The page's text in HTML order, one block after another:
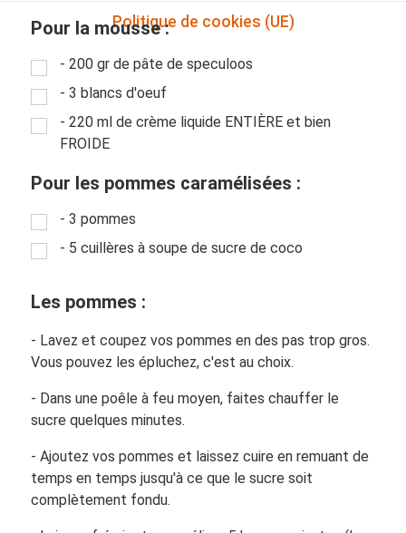
Politique de cookies (UE)
Pour la mousse :
- 200 gr de pâte de speculoos
- 3 blancs d'oeuf
- 220 ml de crème liquide ENTIÈRE et bien
FROIDE
Pour les pommes caramélisées :
- 3 pommes
- 5 cuillères à soupe de sucre de coco
Les pommes :
- Lavez et coupez vos pommes en des pas trop gros.
Vous pouvez les épluchez, c'est au choix.
- Dans une poêle à feu moyen, faites chauffer le
sucre quelques minutes.
- Ajoutez vos pommes et laissez cuire en remuant de
temps en temps jusqu'à ce que le sucre soit
complètement fondu.